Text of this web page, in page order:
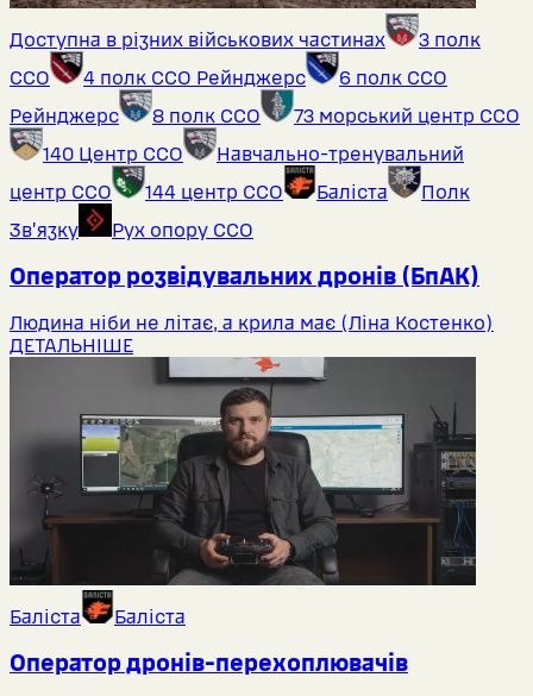
Доступна в різних військових частинах
3 полк
ССО
4 полк ССО Рейнджерс
6 полк ССО
Рейнджерс
8 полк ССО
73 морський центр ССО
140 Центр ССО
Навчально-тренувальний
центр ССО
144 центр ССО Баліста
Полк
Звʼязку
Рух опору ССО
Оператор розвідувальних дронів (БпАК)
Людина ніби не літає, а крила має (Ліна Костенко)
ДЕТАЛЬНІШЕ
Баліста Баліста
Оператор дронів-перехоплювачів